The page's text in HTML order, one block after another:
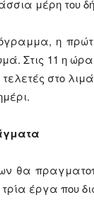
μέρη του
η πρώτη
Στις 11 η
στο
θα
έργα που